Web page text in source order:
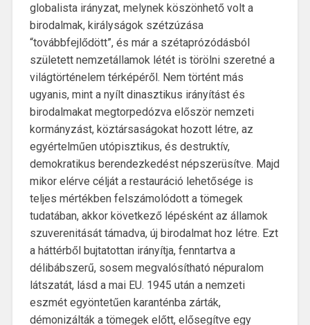
globalista irányzat, melynek köszönhető volt a
birodalmak, királyságok szétzúzása
“továbbfejlődött”, és már a szétaprózódásból
született nemzetállamok létét is törölni szeretné a
világtörténelem térképéről. Nem történt más
ugyanis, mint a nyílt dinasztikus irányítást és
birodalmakat megtorpedózva először nemzeti
kormányzást, köztársaságokat hozott létre, az
egyértelműen utópisztikus, és destruktív,
demokratikus berendezkedést népszerüsítve. Majd
mikor elérve célját a restauráció lehetősége is
teljes mértékben felszámolódott a tömegek
tudatában, akkor következő lépésként az államok
szuverenitását támadva, új birodalmat hoz létre. Ezt
a háttérből bujtatottan irányítja, fenntartva a
délibábszerű, sosem megvalósítható népuralom
látszatát, lásd a mai EU. 1945 után a nemzeti
eszmét egyöntetűen karanténba zárták,
démonizálták a tömegek előtt, elősegítve egy